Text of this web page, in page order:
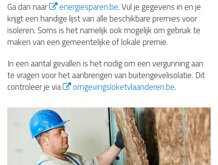
Ga dan naar
energiesparen.be. Vul je gegevens in en je
krijgt een handige lijst van alle beschikbare premies voor
isoleren. Soms is het namelijk ook mogelijk om gebruik te
maken van een gemeentelijke of lokale premie.
In een aantal gevallen is het nodig om een vergunning aan
te vragen voor het aanbrengen van buitengevelisolatie. Dit
controleer je via
omgevingsloketvlaanderen.be.